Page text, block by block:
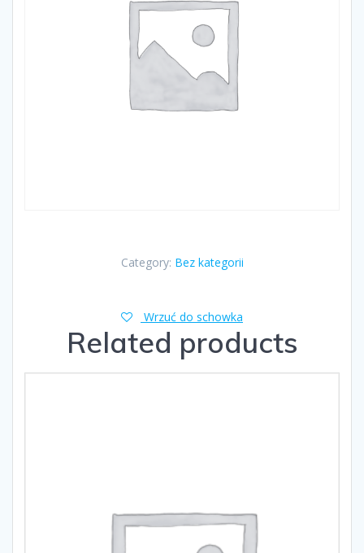
Category: Bez kategorii
Wrzuć do schowka
Related products